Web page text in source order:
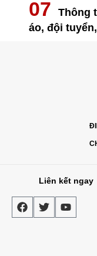
Thông
áo, đội
Liên kết ngay